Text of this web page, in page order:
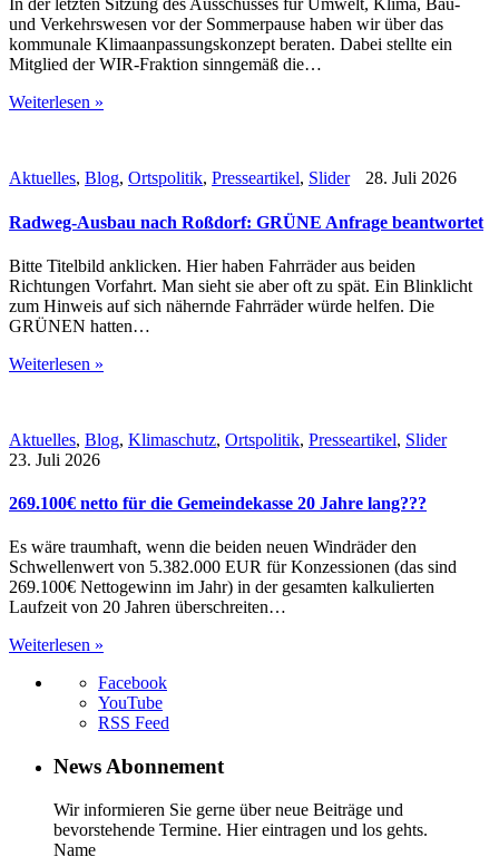
In der letzten Sitzung des Ausschusses für Umwelt, Klima, Bau-
und Verkehrswesen vor der Sommerpause haben wir über das
kommunale Klimaanpassungskonzept beraten. Dabei stellte ein
Mitglied der WIR-Fraktion sinngemäß die…
Weiterlesen »
Aktuelles, Blog, Ortspolitik, Presseartikel, Slider 28. Juli 2026
Radweg-Ausbau nach Roßdorf: GRÜNE Anfrage beantwortet
Bitte Titelbild anklicken. Hier haben Fahrräder aus beiden
Richtungen Vorfahrt. Man sieht sie aber oft zu spät. Ein Blinklicht
zum Hinweis auf sich nähernde Fahrräder würde helfen. Die
GRÜNEN hatten…
Weiterlesen »
Aktuelles, Blog, Klimaschutz, Ortspolitik, Presseartikel, Slider
23. Juli 2026
269.100€ netto für die Gemeindekasse 20 Jahre lang???
Es wäre traumhaft, wenn die beiden neuen Windräder den
Schwellenwert von 5.382.000 EUR für Konzessionen (das sind
269.100€ Nettogewinn im Jahr) in der gesamten kalkulierten
Laufzeit von 20 Jahren überschreiten…
Weiterlesen »
Facebook
YouTube
RSS Feed
News Abonnement
Wir informieren Sie gerne über neue Beiträge und
bevorstehende Termine. Hier eintragen und los gehts.
Name